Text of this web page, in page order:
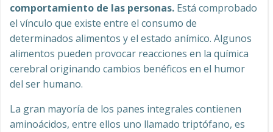
comportamiento de las personas. Está comprobado
el vínculo que existe entre el consumo de
determinados alimentos y el estado anímico. Algunos
alimentos pueden provocar reacciones en la química
cerebral originando cambios benéficos en el humor
del ser humano.
La gran mayoría de los panes integrales contienen
aminoácidos, entre ellos uno llamado triptófano, es